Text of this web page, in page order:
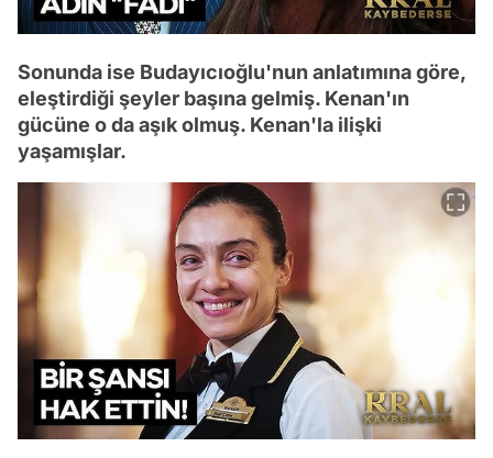
Sonunda ise Budayıcıoğlu'nun anlatımına göre,
eleştirdiği şeyler başına gelmiş. Kenan'ın
gücüne o da aşık olmuş. Kenan'la ilişki
yaşamışlar.